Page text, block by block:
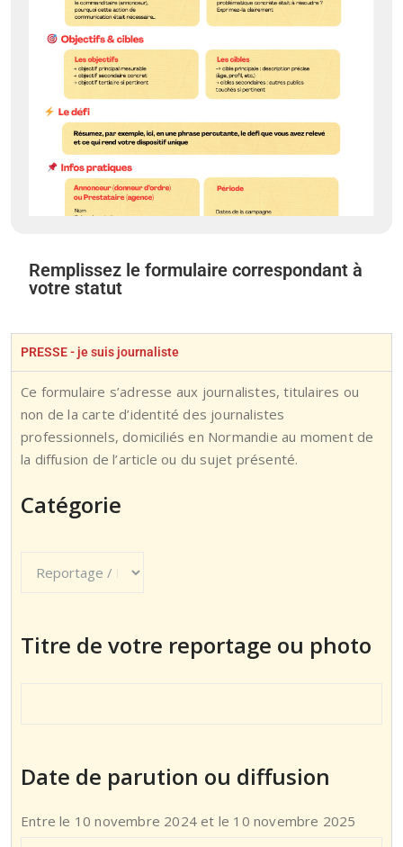
Remplissez le formulaire correspondant à
votre statut
PRESSE - je suis journaliste
Ce formulaire s’adresse aux journalistes, titulaires ou
non de la carte d’identité des journalistes
professionnels, domiciliés en Normandie au moment de
la diffusion de l’article ou du sujet présenté.
Catégorie
Titre de votre reportage ou photo
Date de parution ou diffusion
Entre le 10 novembre 2024 et le 10 novembre 2025